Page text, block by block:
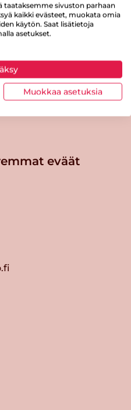
eväät
taataksemme sivuston parhaan
kaikki evästeet, muokata omia
käytön. Saat lisätietoja
asetukset.
Muokkaa asetuksia